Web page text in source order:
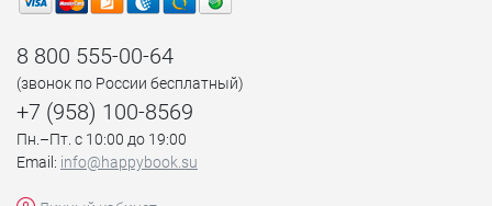
8 800 555-00-64
(звонок по России бесплатный)
+7 (958) 100-8569
Пн.–Пт. с 10:00 до 19:00
Email: info@happybook.su